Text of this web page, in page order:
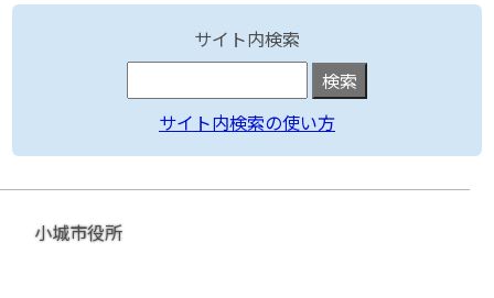
サイト内検索
サイト内検索の使い方
小城市役所